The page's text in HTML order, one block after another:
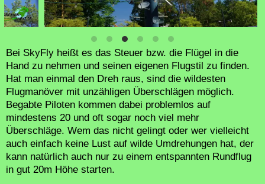
Bei SkyFly heißt es das Steuer bzw. die Flügel in die
Hand zu nehmen und seinen eigenen Flugstil zu finden.
Hat man einmal den Dreh raus, sind die wildesten
Flugmanöver mit unzähligen Überschlägen möglich.
Begabte Piloten kommen dabei problemlos auf
mindestens 20 und oft sogar noch viel mehr
Überschläge. Wem das nicht gelingt oder wer vielleicht
auch einfach keine Lust auf wilde Umdrehungen hat, der
kann natürlich auch nur zu einem entspannten Rundflug
in gut 20m Höhe starten.